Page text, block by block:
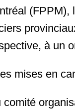
(FPPM),
à un
mises en
comité